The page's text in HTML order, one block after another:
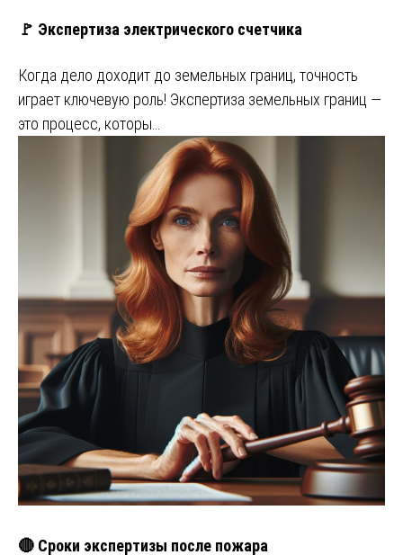
🚩 Экспертиза электрического счетчика
Когда дело доходит до земельных границ, точность
играет ключевую роль! Экспертиза земельных границ —
это процесс, которы…
🔴 Сроки экспертизы после пожара